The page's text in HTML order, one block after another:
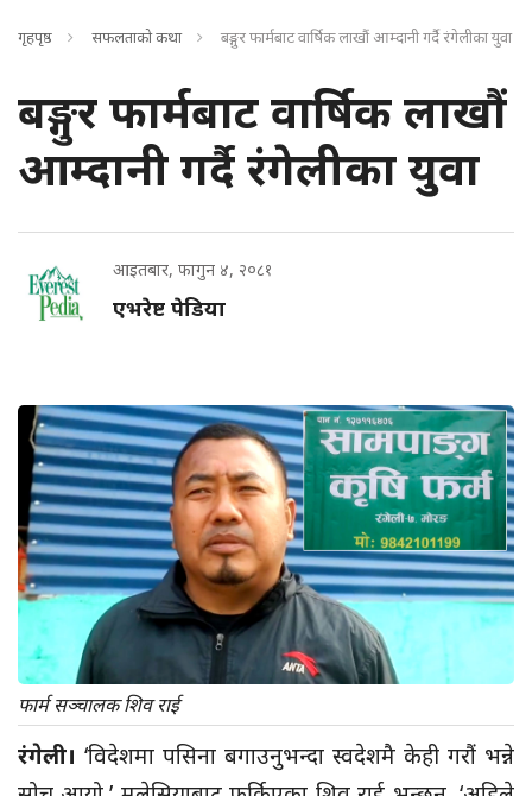
गृहपृष्ठ सफलताको कथा बङ्गुर फार्मबाट वार्षिक लाखौं आम्दानी गर्दै रंगेलीका युवा
बङ्गुर फार्मबाट वार्षिक लाखौं
आम्दानी गर्दै रंगेलीका युवा
आइतबार, फागुन ४, २०८१
एभरेष्ट पेडिया
फार्म सञ्चालक शिव राई
रंगेली। ‘विदेशमा पसिना बगाउनुभन्दा स्वदेशमै केही गरौं भन्ने